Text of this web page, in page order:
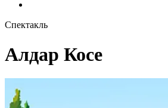
Спектакль
Алдар Косе